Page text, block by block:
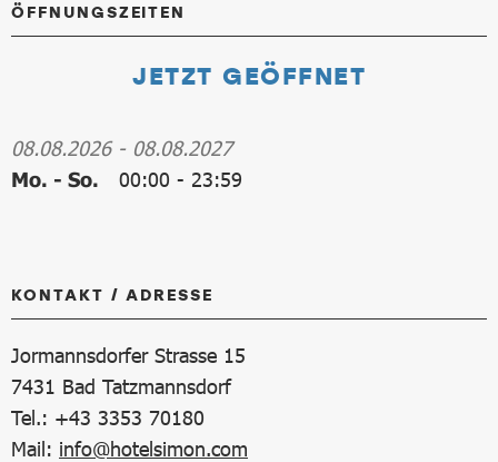
ÖFFNUNGSZEITEN
JETZT GEÖFFNET
08.08.2026- 08.08.2027
Mo. - So.
00:00 - 23:59
KONTAKT / ADRESSE
Jormannsdorfer Strasse 15
7431 Bad Tatzmannsdorf
Tel.: +43 3353 70180
Mail: info@hotelsimon.com